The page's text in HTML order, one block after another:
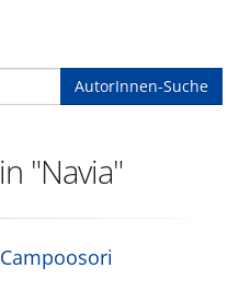
AutorInnen-Suche
"Navia"